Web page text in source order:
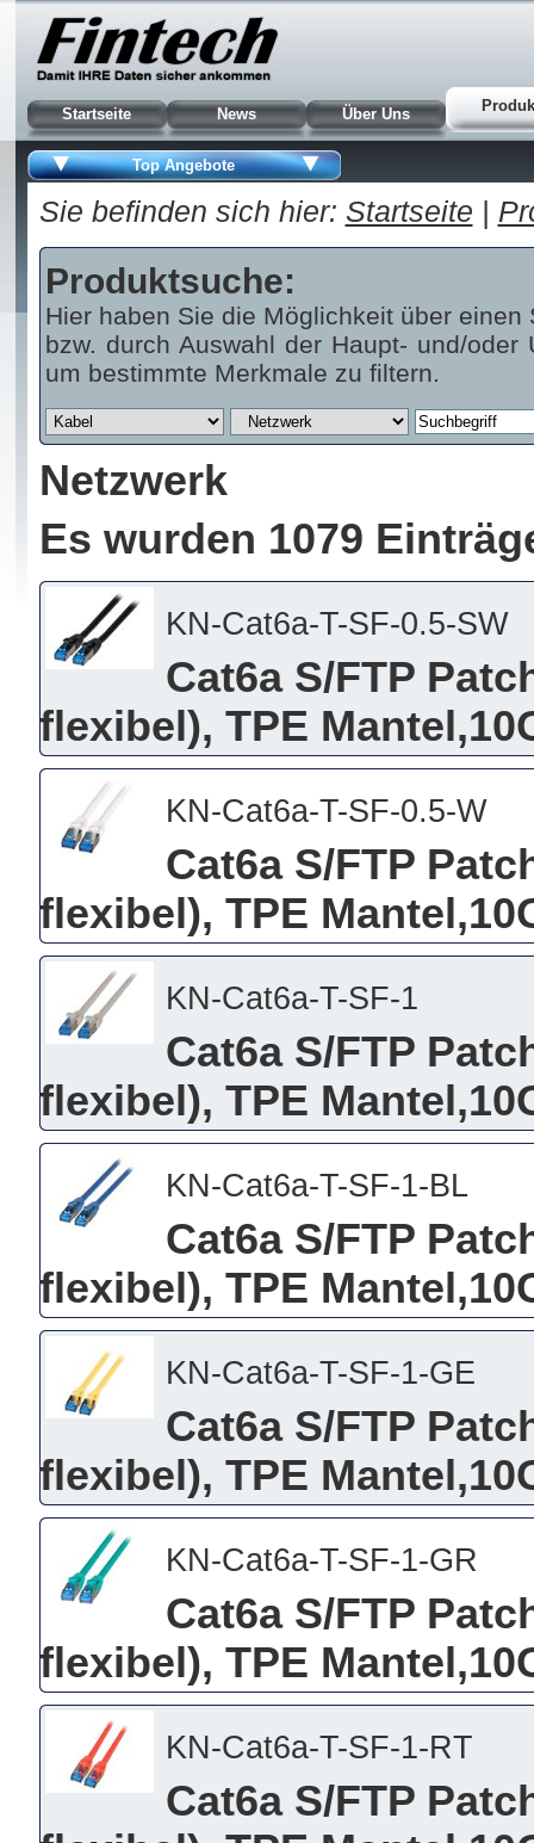
Startseite News Über Uns
Top Angebote
Sie befinden sich hier: Startseite |
Produktsuche:
Hier haben Sie die Möglichkeit über
bzw. durch Auswahl der Haupt- und/
um bestimmte Merkmale zu filtern.
Netzwerk
Es wurden 1079
KN-Cat6a-T-SF-0.5-SW
Cat6a S/FTP
flexibel), TPE
KN-Cat6a-T-SF-0.5-W
Cat6a S/FTP
flexibel), TPE
KN-Cat6a-T-SF-1
Cat6a S/FTP
flexibel), TPE
KN-Cat6a-T-SF-1-BL
Cat6a S/FTP
flexibel), TPE
KN-Cat6a-T-SF-1-GE
Cat6a S/FTP
flexibel), TPE
KN-Cat6a-T-SF-1-GR
Cat6a S/FTP
flexibel), TPE
KN-Cat6a-T-SF-1-RT
Cat6a S/FTP